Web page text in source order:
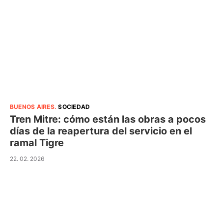
BUENOS AIRES.SOCIEDAD
Tren Mitre: cómo están las obras a pocos
días de la reapertura del servicio en el
ramal Tigre
22. 02. 2026